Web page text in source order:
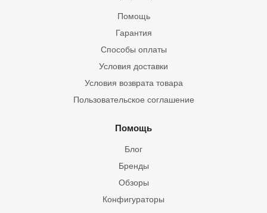
Помощь
Гарантия
Способы оплаты
Условия доставки
Условия возврата товара
Пользовательское соглашение
Помощь
Блог
Бренды
Обзоры
Конфигураторы